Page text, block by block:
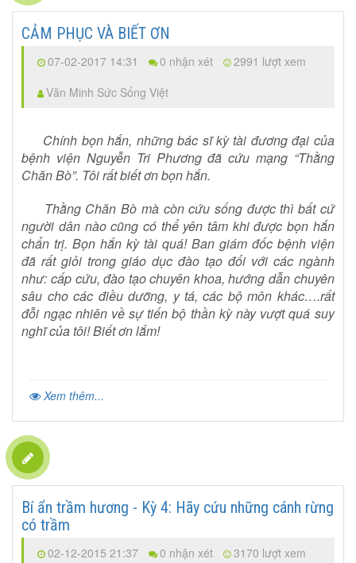
CẢM PHỤC VÀ BIẾT ƠN
07-02-2017 14:31 0 nhận xét
2991 lượt xem
Văn Minh Sức Sống Việt
Chính bọn hắn, những bác sĩ kỳ tài đương đại của
bệnh viện Nguyễn Tri Phương đã cứu mạng “Thằng
Chăn Bò”. Tôi rất biết ơn bọn hắn.
Thằng Chăn Bò mà còn cứu sống được thì bất cứ
người dân nào cũng có thể yên tâm khi được bọn hắn
chẩn trị. Bọn hắn kỳ tài quá! Ban giám đốc bệnh viện
đã rất giỏi trong giáo dục đào tạo đối với các ngành
như: cấp cứu, đào tạo chuyên khoa, hướng dẫn chuyên
sâu cho các điều dưỡng, y tá, các bộ môn khác….rất
đỗi ngạc nhiên về sự tiến bộ thần kỳ này vượt quá suy
nghĩ của tôi! Biết ơn lắm!
Xem thêm...
Bí ẩn trầm hương - Kỳ 4: Hãy cứu những cánh rừng
có trầm
02-12-2015 21:37 0 nhận xét
3170 lượt xem